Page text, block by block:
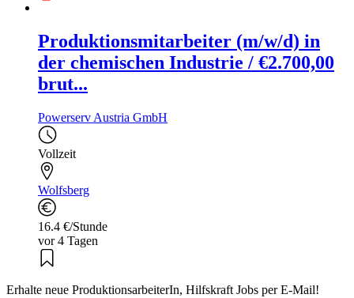
Produktionsmitarbeiter (m/w/d) in
der chemischen Industrie / €2.700,00
brut...
Powerserv Austria GmbH
Vollzeit
Wolfsberg
16.4 €/Stunde
vor 4 Tagen
Erhalte neue ProduktionsarbeiterIn, Hilfskraft Jobs per E-Mail!